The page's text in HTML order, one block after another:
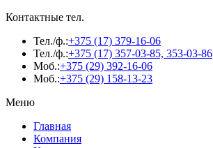
Контактные тел.
Тел./ф.:+375 (17) 379-16-06
Тел./ф.:+375 (17) 357-03-85, 353-03-86
Моб.:+375 (29) 392-16-06
Моб.:+375 (29) 158-13-23
Меню
Главная
Компания